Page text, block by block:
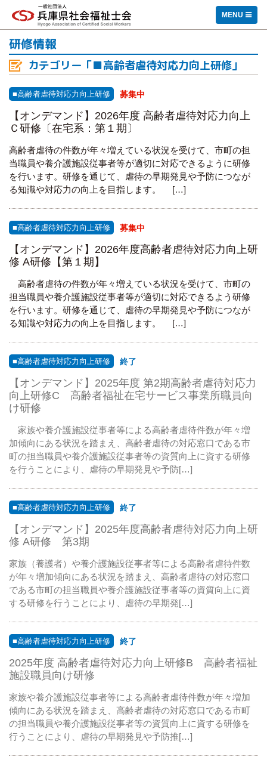
一般社団法人 兵庫県社会福祉士会
MENU
研修情報
カテゴリー「■高齢者虐待対応力向上研修」
■高齢者虐待対応力向上研修 募集中
【オンデマンド】2026年度 高齢者虐待対応力向上
Ｃ研修〔在宅系：第１期〕
高齢者虐待の件数が年々増えている状況を受けて、市町の担
当職員や養介護施設従事者等が適切に対応できるように研修
を行います。研修を通じて、虐待の早期発見や予防につなが
る知識や対応力の向上を⽬指します。 […]
■高齢者虐待対応力向上研修 募集中
【オンデマンド】2026年度高齢者虐待対応力向上研
修 A研修【第１期】
高齢者虐待の件数が年々増えている状況を受けて、市町の
担当職員や養介護施設従事者等が適切に対応できるよう研修
を行います。研修を通じて、虐待の早期発見や予防につなが
る知識や対応力の向上を目指します。 […]
■高齢者虐待対応力向上研修 終了
【オンデマンド】2025年度 第2期高齢者虐待対応力
向上研修C 高齢者福祉在宅サービス事業所職員向
け研修
家族や養介護施設従事者等による高齢者虐待件数が年々増
加傾向にある状況を踏まえ、高齢者虐待の対応窓口である市
町の担当職員や養介護施設従事者等の資質向上に資する研修
を行うことにより、虐待の早期発見や予防[…]
■高齢者虐待対応力向上研修 終了
【オンデマンド】2025年度高齢者虐待対応力向上研
修 A研修 第3期
家族（養護者）や養介護施設従事者等による高齢者虐待件数
が年々増加傾向にある状況を踏まえ、高齢者虐待の対応窓口
である市町の担当職員や養介護施設従事者等の資質向上に資
する研修を行うことにより、虐待の早期発[…]
■高齢者虐待対応力向上研修 終了
2025年度 高齢者虐待対応力向上研修B 高齢者福祉
施設職員向け研修
家族や養介護施設従事者等による高齢者虐待件数が年々増加
傾向にある状況を踏まえ、高齢者虐待の対応窓口である市町
の担当職員や養介護施設従事者等の資質向上に資する研修を
行うことにより、虐待の早期発見や予防推[…]